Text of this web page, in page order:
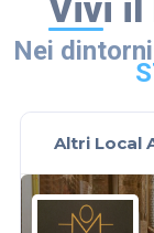
Vivi il
Nei
Altri Local